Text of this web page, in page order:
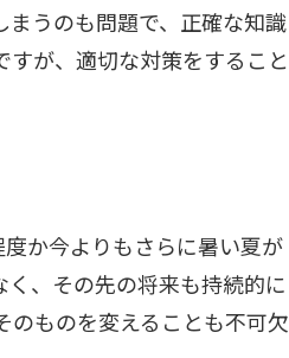
うのも問題で、正確な知識
が、適切な対策をすること
か今よりもさらに暑い夏が
、その先の将来も持続的に
ものを変えることも不可欠